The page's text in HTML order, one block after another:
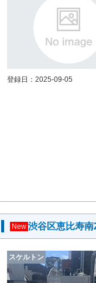
登録日：2025-09-05
New 渋谷区恵比寿
スケルトン